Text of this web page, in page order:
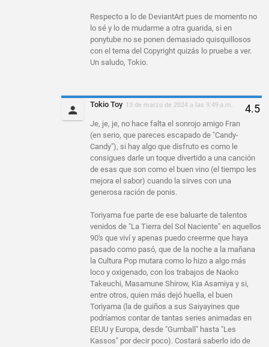
Respecto a lo de DeviantArt pues de momento no
lo sé y lo de mudarme a otra guarida, si en
ponytube no se ponen demasiado quisquillosos
con el tema del Copyright quizás lo pruebe a ver.
Un saludo, Tokio.
Tokio Toy 13 de marzo de 2024 a las 9:49 a.m.
Je, je, je, no hace falta el sonrojo amigo Fran
(en serio, que pareces escapado de "Candy-
Candy"), si hay algo que disfruto es como le
consigues darle un toque divertido a una canción
de esas que son como el buen vino (el tiempo les
mejora el sabor) cuando la sirves con una
generosa ración de ponis.
Toriyama fue parte de ese baluarte de talentos
venidos de "La Tierra del Sol Naciente" en aquellos
90's que viví y apenas puedo creerme que haya
pasado como pasó, que de la noche a la mañana
la Cultura Pop mutara como lo hizo a algo más
loco y oxigenado, con los trabajos de Naoko
Takeuchi, Masamune Shirow, Kia Asamiya y si,
entre otros, quien más dejó huella, el buen
Toriyama (la de guiños a sus Saiyayines que
podríamos contar de tantas series animadas en
EEUU y Europa, desde "Gumball" hasta "Les
Kassos" por decir poco). Costará saberlo ido de